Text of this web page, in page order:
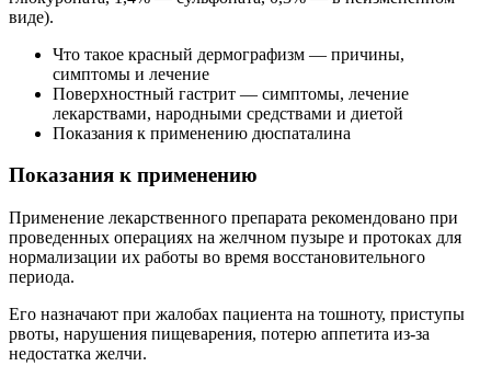
виде).
Что такое красный дермографизм — причины,
симптомы и лечение
Поверхностный гастрит — симптомы, лечение
лекарствами, народными средствами и диетой
Показания к применению дюспаталина
Показания к применению­
Применение лекарственного препарата рекомендовано при
проведенных операциях на желчном пузыре и протоках для
нормализации их работы во время восстановительного
периода.
Его назначают при жалобах пациента на тошноту, приступы
рвоты, нарушения пищеварения, потерю аппетита из-за
недостатка желчи.